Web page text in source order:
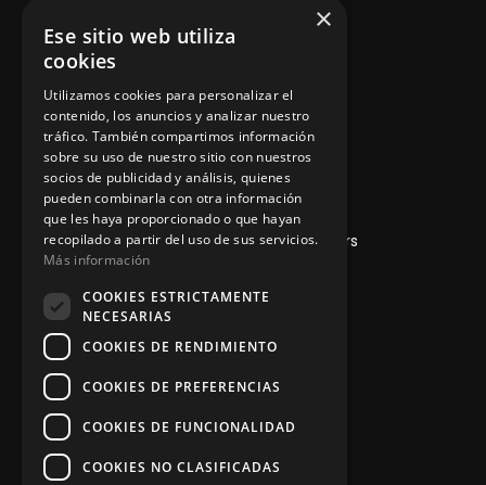
Dónde encontrarnos
+34871043524
zinemarratxi@gmail.com
Lunes a Viernes de 8hs a 16hs
D'es Siurells, 27, Marratxí, Illes Balears
Nuestros Servicios
Venta de maquinaria
Asesoramiento personalizado
×
Ese sitio web utiliza
cookies
Utilizamos cookies para personalizar el
contenido, los anuncios y analizar nuestro
tráfico. También compartimos información
sobre su uso de nuestro sitio con nuestros
socios de publicidad y análisis, quienes
pueden combinarla con otra información
que les haya proporcionado o que hayan
recopilado a partir del uso de sus servicios.
Más información
COOKIES ESTRICTAMENTE
NECESARIAS
COOKIES DE RENDIMIENTO
COOKIES DE PREFERENCIAS
COOKIES DE FUNCIONALIDAD
COOKIES NO CLASIFICADAS